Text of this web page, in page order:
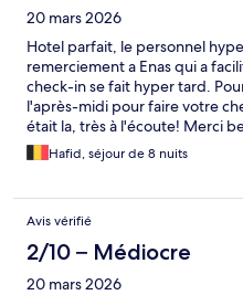
20 mars 2026
Hotel parfait, le personnel
remerciement a Enas qui a
check-in se fait hyper tard.
l'après-midi pour faire votre
était la, très à l'écoute! Merci
reviendrai dans cet
Hafid, séjour de 8 nuits
Avis vérifié
2/10 – Médiocre
20 mars 2026